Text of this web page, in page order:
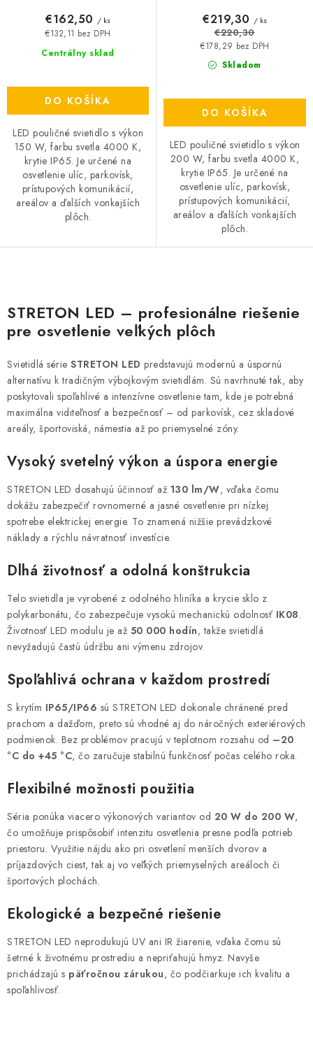
Centrálny sklad
€132,11 bez DPH
€162,50 / ks
DO KOŠÍKA
LED pouličné svietidlo s výkon
150 W, farbu svetla 4000 K,
krytie IP65. Je určené na
osvetlenie ulíc, parkovísk,
prístupových komunikácií,
areálov a ďalších vonkajších
plôch.
Skladom
€178,29 bez DPH
€219,30 / ks
€220,30
DO KOŠÍKA
LED pouličné svietidlo s výkon
200 W, farbu svetla 4000 K,
krytie IP65. Je určené na
osvetlenie ulíc, parkovísk,
prístupových komunikácií,
areálov a ďalších vonkajších
plôch.
v
l
á
d
a
c
i
e
p
r
v
k
y
v
ý
p
i
s
u
STRETON LED – profesionálne riešenie
pre osvetlenie veľkých plôch
Svietidlá série STRETON LED predstavujú modernú a úspornú
alternatívu k tradičným výbojkovým svietidlám. Sú navrhnuté tak, aby
poskytovali spoľahlivé a intenzívne osvetlenie tam, kde je potrebná
maximálna viditeľnosť a bezpečnosť – od parkovísk, cez skladové
areály, športoviská, námestia až po priemyselné zóny.
Vysoký svetelný výkon a úspora energie
STRETON LED dosahujú účinnosť až 130 lm/W, vďaka čomu
dokážu zabezpečiť rovnomerné a jasné osvetlenie pri nízkej
spotrebe elektrickej energie. To znamená nižšie prevádzkové
náklady a rýchlu návratnosť investície.
Dlhá životnosť a odolná konštrukcia
Telo svietidla je vyrobené z odolného hliníka a krycie sklo z
polykarbonátu, čo zabezpečuje vysokú mechanickú odolnosť IK08.
Životnosť LED modulu je až 50 000 hodín, takže svietidlá
nevyžadujú častú údržbu ani výmenu zdrojov.
Spoľahlivá ochrana v každom prostredí
S krytím IP65/IP66 sú STRETON LED dokonale chránené pred
prachom a dažďom, preto sú vhodné aj do náročných exteriérových
podmienok. Bez problémov pracujú v teplotnom rozsahu od –20
°C do +45 °C, čo zaručuje stabilnú funkčnosť počas celého roka.
Flexibilné možnosti použitia
Séria ponúka viacero výkonových variantov od 20 W do 200 W,
čo umožňuje prispôsobiť intenzitu osvetlenia presne podľa potrieb
priestoru. Využitie nájdu ako pri osvetlení menších dvorov a
príjazdových ciest, tak aj vo veľkých priemyselných areáloch či
športových plochách.
Ekologické a bezpečné riešenie
STRETON LED neprodukujú UV ani IR žiarenie, vďaka čomu sú
šetrné k životnému prostrediu a nepriťahujú hmyz. Navyše
prichádzajú s päťročnou zárukou, čo podčiarkuje ich kvalitu a
spoľahlivosť.